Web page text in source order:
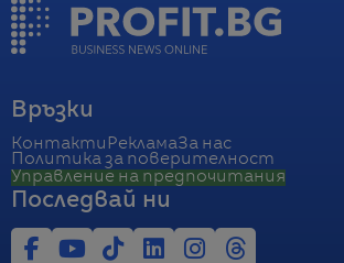
Връзки
Контакти РекламаЗа нас
Политика за поверителност
Управление на предпочитания
Последвай ни